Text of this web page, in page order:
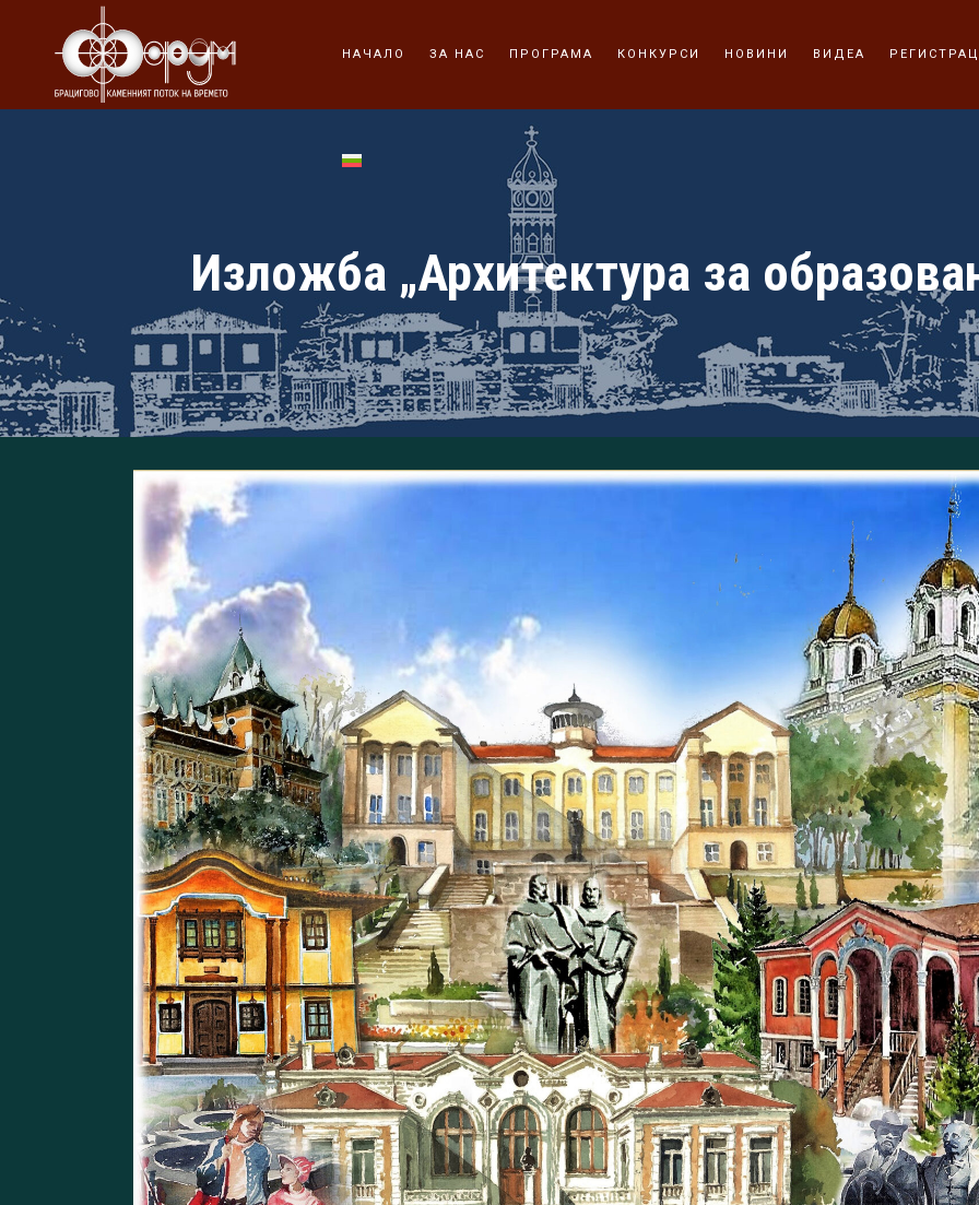
НАЧАЛО ЗА НАС ПРОГРАМА КОНКУРСИ НОВИНИ ВИДЕА
Изложба „Архитектура за